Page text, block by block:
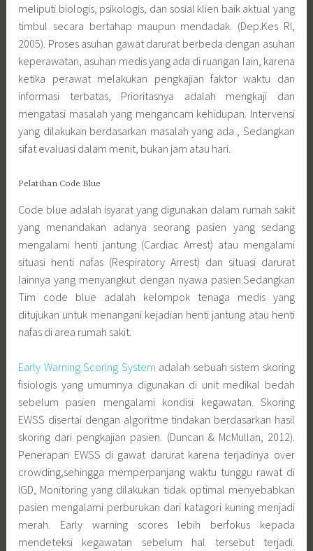
meliputi biologis, psikologis, dan sosial klien baik aktual yang
timbul secara bertahap maupun mendadak. (Dep.Kes RI,
2005). Proses asuhan gawat darurat berbeda dengan asuhan
keperawatan, asuhan medis yang ada di ruangan lain, karena
ketika perawat melakukan pengkajian faktor waktu dan
informasi terbatas, Prioritasnya adalah mengkaji dan
mengatasi masalah yang mengancam kehidupan. Intervensi
yang dilakukan berdasarkan masalah yang ada , Sedangkan
sifat evaluasi dalam menit, bukan jam atau hari.
Pelatihan Code Blue
Code blue adalah isyarat yang digunakan dalam rumah sakit
yang menandakan adanya seorang pasien yang sedang
mengalami henti jantung (Cardiac Arrest) atau mengalami
situasi henti nafas (Respiratory Arrest) dan situasi darurat
lainnya yang menyangkut dengan nyawa pasien.Sedangkan
Tim code blue adalah kelompok tenaga medis yang
ditujukan untuk menangani kejadian henti jantung atau henti
nafas di area rumah sakit.
Early Warning Scoring System adalah sebuah sistem skoring
fisiologis yang umumnya digunakan di unit medikal bedah
sebelum pasien mengalami kondisi kegawatan. Skoring
EWSS disertai dengan algoritme tindakan berdasarkan hasil
skoring dari pengkajian pasien. (Duncan & McMullan, 2012).
Penerapan EWSS di gawat darurat karena terjadinya over
crowding,sehingga memperpanjang waktu tunggu rawat di
IGD, Monitoring yang dilakukan tidak optimal menyebabkan
pasien mengalami perburukan dari katagori kuning menjadi
merah. Early warning scores lebih berfokus kepada
mendeteksi kegawatan sebelum hal tersebut terjadi.